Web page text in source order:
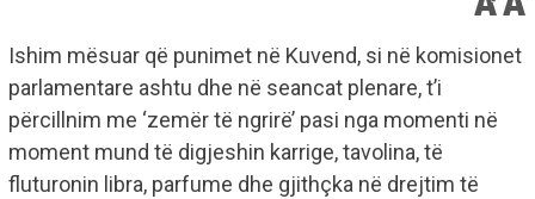
Ishim mësuar që punimet në Kuvend, si në komisionet
parlamentare ashtu dhe në seancat plenare, t’i
përcillnim me ‘zemër të ngrirë’ pasi nga momenti në
moment mund të digjeshin karrige, tavolina, të
fluturonin libra, parfume dhe gjithçka në drejtim të